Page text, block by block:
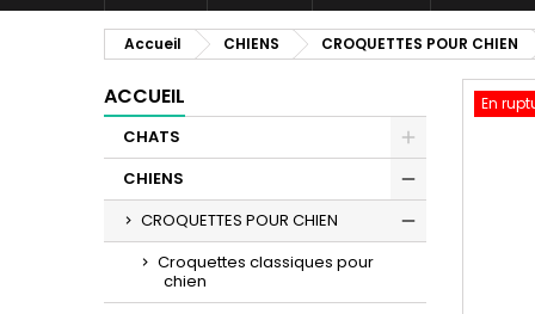
Accueil CHIENS CROQUETTES POUR CHIEN
ACCUEIL
CHATS
CHIENS
CROQUETTES POUR CHIEN
Croquettes classiques pour
chien
En